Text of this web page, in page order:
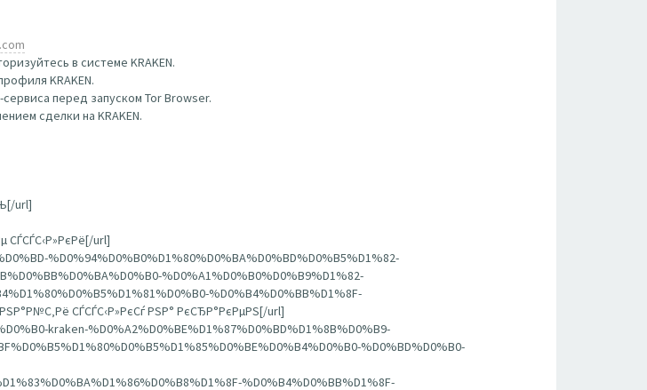
в системе KRAKEN.
KRAKEN.
перед запуском Tor Browser.
сделки на KRAKEN.
url]
СЃСЃС‹Р»РєРё[/url]
%D0%94%D0%B0%D1%80%D0%BA%D0%BD%D0%B5%D1%82-
%D0%A1%D0%B0%D0%B9%D1%82-
%D0%B4%D0%BB%D1%8F-
СЃСЃС‹Р»РєСѓ РЅР° РєСЂР°РєРµРЅ[/url]
kraken-%D0%A2%D0%BE%D1%87%D0%BD%D1%8B%D0%B9-
%D0%BD%D0%B0-
%D0%B4%D0%BB%D1%8F-